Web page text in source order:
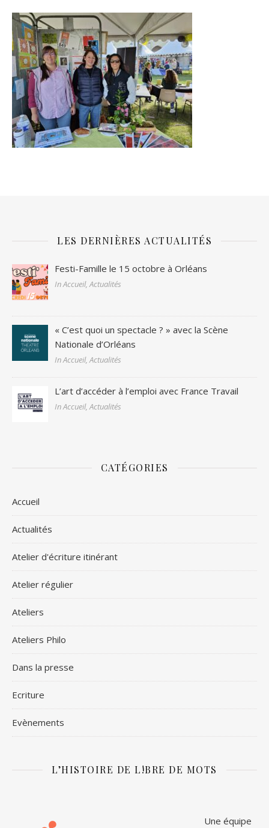
LES DERNIÈRES ACTUALITÉS
Festi-Famille le 15 octobre à Orléans
In Accueil, Actualités
« C’est quoi un spectacle ? » avec la Scène
Nationale d’Orléans
In Accueil, Actualités
L’art d’accéder à l’emploi avec France Travail
In Accueil, Actualités
CATÉGORIES
Accueil
Actualités
Atelier d'écriture itinérant
Atelier régulier
Ateliers
Ateliers Philo
Dans la presse
Ecriture
Evènements
L’HISTOIRE DE L!BRE DE MOTS
Une équipe